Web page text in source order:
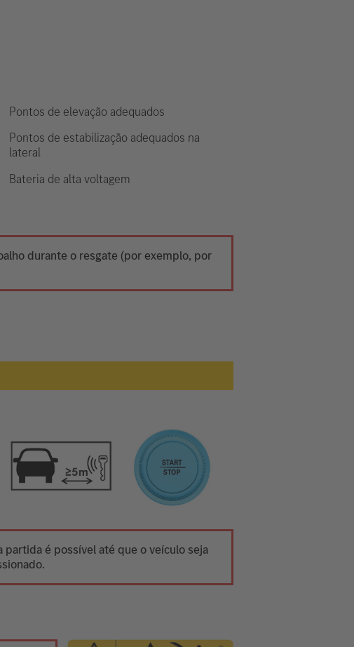
Pontos de elevação adequados
Pontos de estabilização adequados na
lateral
Bateria de alta voltagem
durante o resgate (por exemplo, por
partida é possível até que o veículo seja